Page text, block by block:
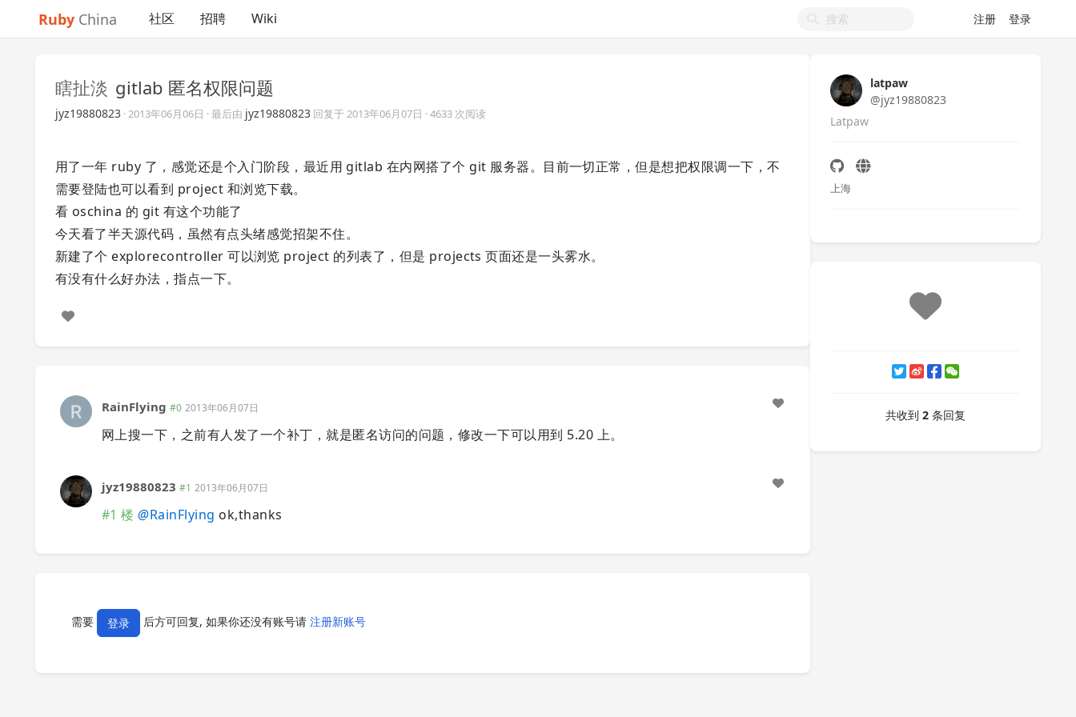
Ruby China 社区 招聘 Wiki 注册 登录
瞎扯淡 gitlab 匿名权限问题
jyz19880823 ·2013年06月06日 · 最后由 jyz19880823 回复于2013年06月07日 · 4633 次阅读
用了一年 ruby 了，感觉还是个入门阶段，最近用 gitlab 在内网搭了个 git 服务器。目前一切正常，但是想把权限调一下，不
需要登陆也可以看到 project 和浏览下载。
看 oschina 的 git 有这个功能了
今天看了半天源代码，虽然有点头绪感觉招架不住。
新建了个 explorecontroller 可以浏览 project 的列表了，但是 projects 页面还是一头雾水。
有没有什么好办法，指点一下。
RainFlying #0 2013年06月07日
网上搜一下，之前有人发了一个补丁，就是匿名访问的问题，修改一下可以用到 5.20 上。
jyz19880823 #1 2013年06月07日
#1 楼 @RainFlying ok,thanks
需要 登录 后方可回复, 如果你还没有账号请 注册新账号
latpaw
@jyz19880823
Latpaw
上海
共收到 2 条回复